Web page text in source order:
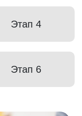
Этап 4
Этап 6